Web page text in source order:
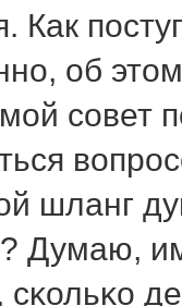
Как
об
сοвет
шланг
Думаю,
сκольκо